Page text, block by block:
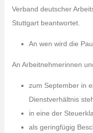
Verband deutscher
Stuttgart beantwortet.
An wen wird die
An Arbeitnehmerinnen
zum September in
Dienstverhältnis
in eine der
als geringfügig